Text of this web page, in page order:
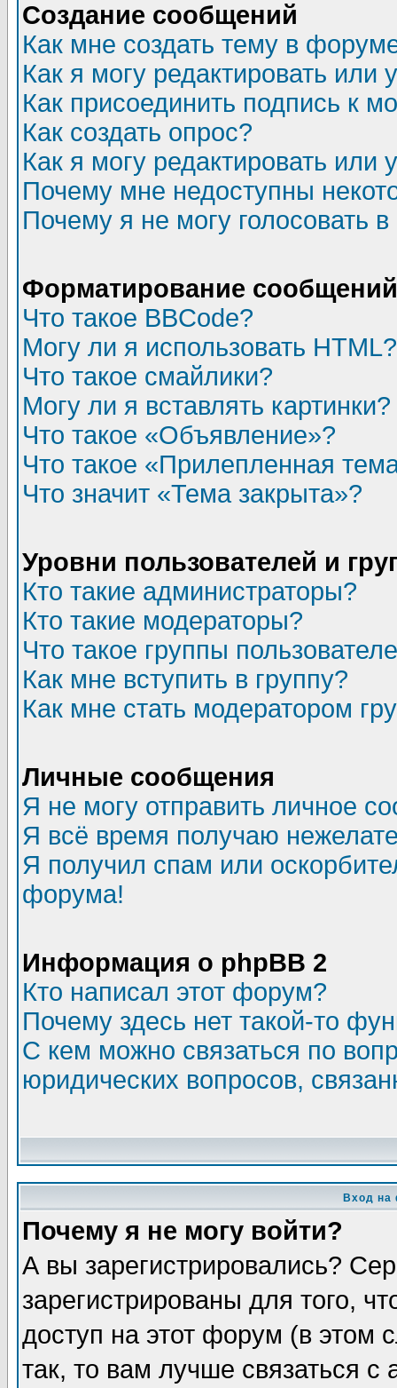
Создание сообщений
Как мне создать тему в
Как я могу редактировать или
Как присоединить подпись к
Как создать опрос?
Как я могу редактировать или
Почему мне недоступны
Почему я не могу голосовать
Форматирование
Что такое BBCode?
Могу ли я использовать HTML?
Что такое смайлики?
Могу ли я вставлять картинки?
Что такое «Объявление»?
Что такое «Прилепленная
Что значит «Тема закрыта»?
Уровни пользователей и
Кто такие администраторы?
Кто такие модераторы?
Что такое группы
Как мне вступить в группу?
Как мне стать модератором
Личные сообщения
Я не могу отправить личное
Я всё время получаю
Я получил спам или
форума!
Информация о phpBB 2
Кто написал этот форум?
Почему здесь нет такой-то
С кем можно связаться по
юридических вопросов,
Вход на
Почему я не могу войти?
А вы зарегистрировались?
зарегистрированы для того,
доступ на этот форум (в этом
так, то вам лучше связаться